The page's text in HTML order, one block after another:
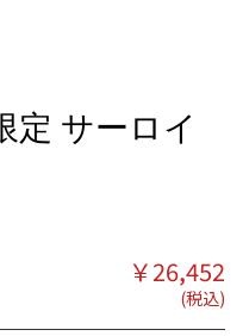
定 サーロイ
￥26,452